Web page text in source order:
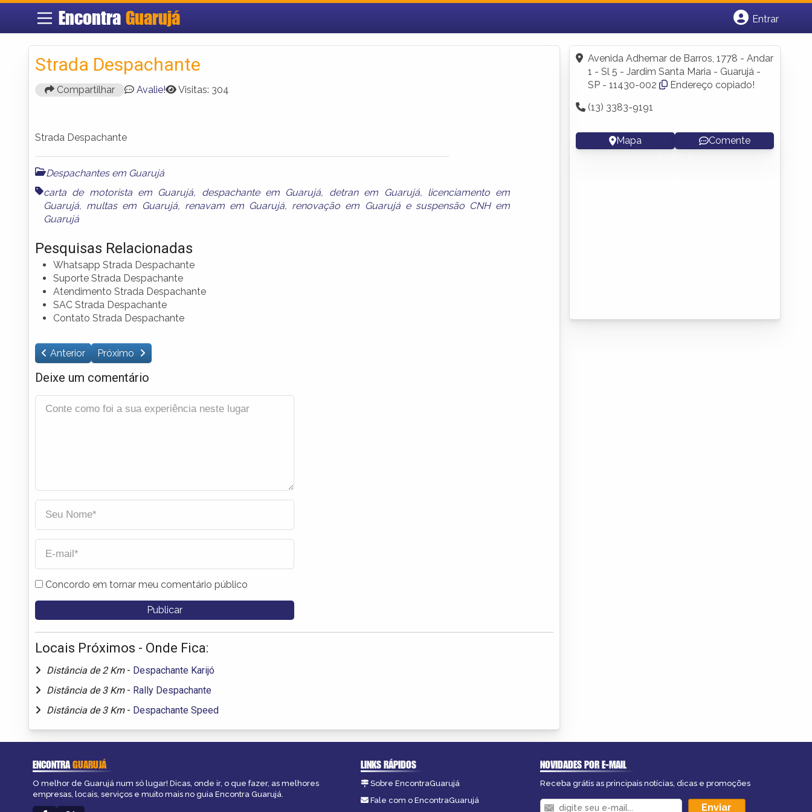
EncontraGuarujá
Entrar
Fazer login
Criar conta
Strada Despachante
Compartilhar Avalie! Visitas: 304
Strada Despachante
Despachantes em Guarujá
carta de motorista em Guarujá, despachante em Guarujá, detran em Guarujá, licenciamento em
Guarujá, multas em Guarujá, renavam em Guarujá, renovação em Guarujáe suspensão CNH em
Guarujá
Pesquisas Relacionadas
Whatsapp Strada Despachante
Suporte Strada Despachante
Atendimento Strada Despachante
SAC Strada Despachante
Contato Strada Despachante
Anterior Próximo
Deixe um comentário
Concordo em tornar meu comentário público
Locais Próximos - Onde Fica:
Distância de 2 Km - Despachante Karijó
Distância de 3 Km - Rally Despachante
Distância de 3 Km - Despachante Speed
Avenida Adhemar de Barros, 1778 - Andar
1 - Sl 5 - Jardim Santa Maria - Guarujá -
SP - 11430-002
Endereço copiado!
(13) 3383-9191
Mapa Comente
ENCONTRAGUARUJÁ
O melhor de Guarujá num só lugar! Dicas, onde ir, o que fazer, as melhores
empresas, locais, serviços e muito mais no guia Encontra Guarujá.
LINKS RÁPIDOS
Sobre EncontraGuarujá
Fale com o EncontraGuarujá
NOVIDADES POR E-MAIL
Receba grátis as principais notícias, dicas e promoções